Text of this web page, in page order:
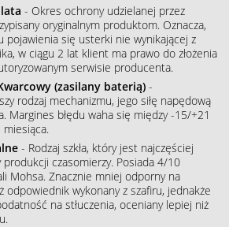
- Okres ochrony udzielanej przez
oryginalnym produktom. Oznacza,
pojawienia się usterki nie wynikającej z
w ciągu 2 lat klient ma prawo do złożenia
serwisie producenta.
(zasilany baterią) -
rodzaj mechanizmu, jego siłę napędową
Margines błędu waha się między -15/+21
- Rodzaj szkła, który jest najczęściej
produkcji czasomierzy. Posiada 4/10
Mohsa. Znacznie mniej odporny na
odpowiednik wykonany z szafiru, jednakże
na stłuczenia, oceniany lepiej niż